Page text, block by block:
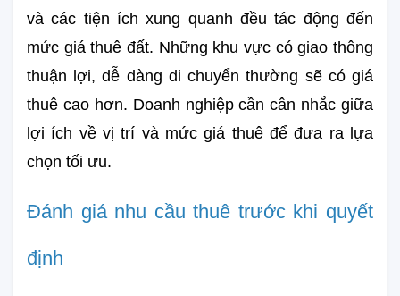
và các tiện ích xung quanh đều tác động đến
mức giá thuê đất. Những khu vực có giao thông
thuận lợi, dễ dàng di chuyển thường sẽ có giá
thuê cao hơn. Doanh nghiệp cần cân nhắc giữa
lợi ích về vị trí và mức giá thuê để đưa ra lựa
chọn tối ưu.
Đánh giá nhu cầu thuê trước khi quyết
định